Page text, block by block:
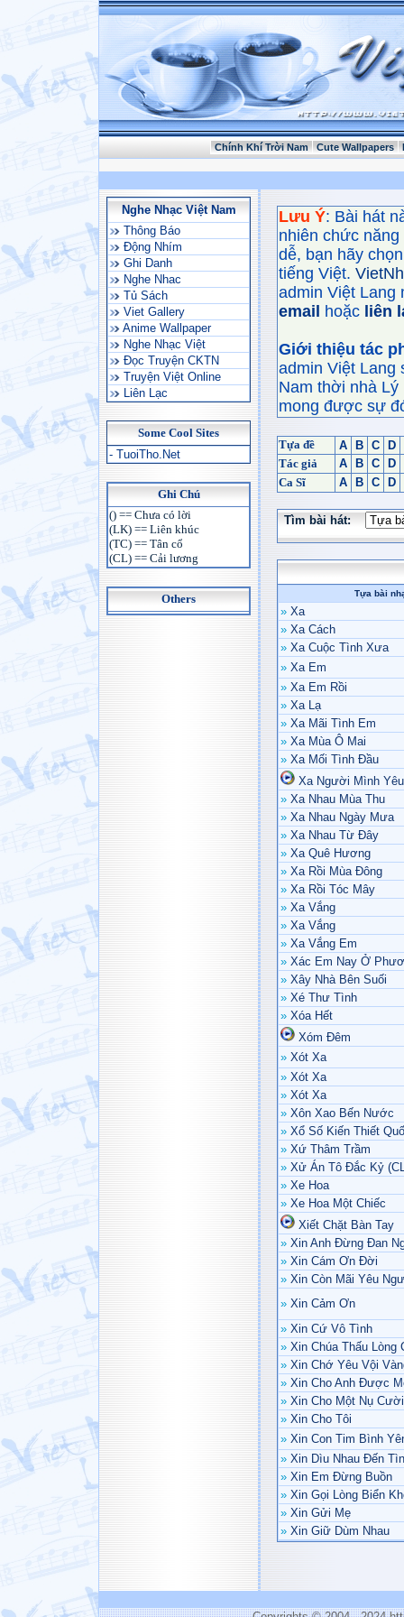
Chính Khí Trời Nam Cute Wallpapers
Nghe Nhạc Việt Nam
Thông Báo
Động Nhím
Ghi Danh
Nghe Nhac
Tủ Sách
Viet Gallery
Anime Wallpaper
Nghe Nhạc Việt
Đọc Truyện CKTN
Truyện Việt Online
Liên Lạc
Some Cool Sites
- TuoiTho.Net
Ghi Chú
() == Chưa có lời
(LK) == Liên khúc
(TC) == Tân cổ
(CL) == Cải lương
Others
Lưu Ý: Bài hát
nhiên chức
dễ, bạn hãy
tiếng Việt.
admin Việt Lang
email
hoặc liên
Giới thiệu tác
admin Việt Lang
Nam thời nhà
mong được sự
Tựa đề A B C
D
Tác giả
A B C
D
Ca Sĩ
A B C D
Tìm bài hát:
Tựa bài
» Xa
» Xa Cách
» Xa Cuộc Tình Xưa
» Xa Em
» Xa Em Rồi
» Xa Lạ
» Xa Mãi Tình Em
» Xa Mùa Ô Mai
» Xa Mối Tình Đầu
Xa Người Mình Yêu
» Xa Nhau Mùa Thu
» Xa Nhau Ngày Mưa
» Xa Nhau Từ Đây
» Xa Quê Hương
» Xa Rồi Mùa Đông
» Xa Rồi Tóc Mây
» Xa Vắng
» Xa Vắng
» Xa Vắng Em
» Xác Em Nay Ở
» Xây Nhà Bên Suối
» Xé Thư Tình
» Xóa Hết
Xóm Đêm
» Xót Xa
» Xót Xa
» Xót Xa
» Xôn Xao Bến Nước
» Xổ Số Kiến Thiết
» Xứ Thâm Trầm
» Xử Án Tô Đắc Kỷ
» Xe Hoa
» Xe Hoa Một Chiếc
Xiết Chặt Bàn Tay
» Xin Anh Đừng Đan
» Xin Cám Ơn Đời
» Xin Còn Mãi Yêu
» Xin Cảm Ơn
» Xin Cứ Vô Tình
» Xin Chúa Thấu Lòng
» Xin Chớ Yêu Vội
» Xin Cho Anh Được
» Xin Cho Một Nụ Cười
» Xin Cho Tôi
» Xin Con Tim Bình
» Xin Dìu Nhau Đến
» Xin Em Đừng Buồn
» Xin Gọi Lòng Biển
» Xin Gửi Mẹ
» Xin Giữ Dùm Nhau